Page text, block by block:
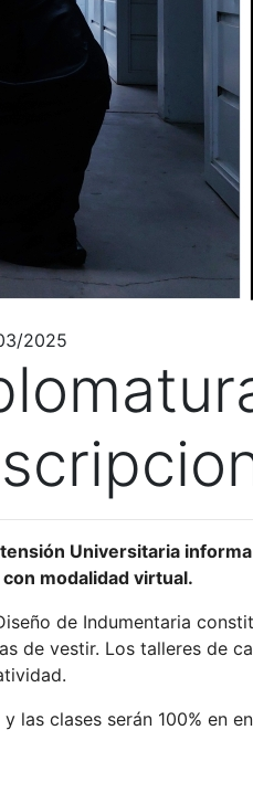
2025
Universitaria
modalidad virtual.
de Indumentaria
de vestir. Los talleres de
y las clases serán 100% en